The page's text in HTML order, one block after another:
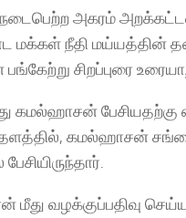
அகரம்
மக்கள் நீதி மய்யத்தின்
சிறப்புரை
கமல்ஹாசன் பேசியதற்கு
கமல்ஹாசன்
மீது வழக்குப்பதிவு